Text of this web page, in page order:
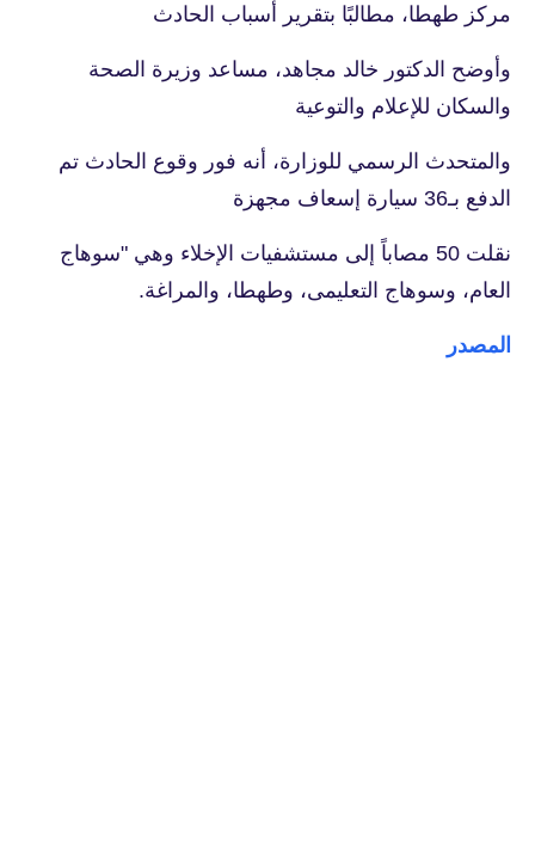
مركز طهطا، مطالبًا بتقرير أسباب الحادث
وأوضح الدكتور خالد مجاهد، مساعد وزيرة الصحة
والسكان للإعلام والتوعية
والمتحدث الرسمي للوزارة، أنه فور وقوع الحادث تم
الدفع بـ36 سيارة إسعاف مجهزة
نقلت 50 مصاباً إلى مستشفيات الإخلاء وهي "سوهاج
العام، وسوهاج التعليمى، وطهطا، والمراغة.
المصدر